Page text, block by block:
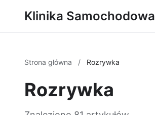
Klinika Samochodowa
Strona główna / Rozrywka
Rozrywka